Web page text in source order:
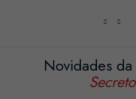
Novidades da
Secreto